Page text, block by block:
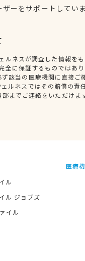
ーをサポートしてい
ルネスが調査した情報を
全に保証するものではあ
該当の医療機関に直接ご
ルネスではその賠償の責
までご連絡をいただけま
ル
ル ジョブズ
イル
医療